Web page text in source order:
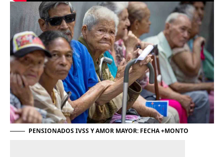
PENSIONADOS IVSS Y AMOR MAYOR: FECHA +MONTO